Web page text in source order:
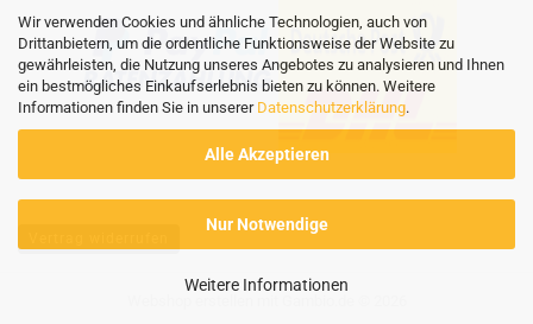
Wir verwenden Cookies und ähnliche Technologien, auch von
Drittanbietern, um die ordentliche Funktionsweise der Website zu
gewährleisten, die Nutzung unseres Angebotes zu analysieren und Ihnen
ein bestmögliches Einkaufserlebnis bieten zu können. Weitere
Informationen finden Sie in unserer Datenschutzerklärung.
Alle Akzeptieren
Nur Notwendige
Weitere Informationen